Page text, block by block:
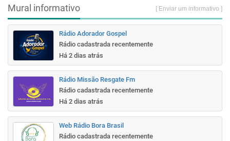
Mural informativo [ Enviar um informativo ]
Rádio Adorador Gospel
Rádio cadastrada recentemente
Há 2 dias atrás
Rádio Missão Resgate Fm
Rádio cadastrada recentemente
Há 2 dias atrás
Web Rádio Bora Brasil
Rádio cadastrada recentemente